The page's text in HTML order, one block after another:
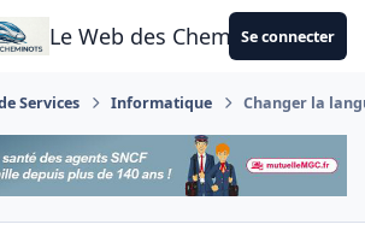
Le Web des CheminotsSe connecter
Services Informatique Changer la